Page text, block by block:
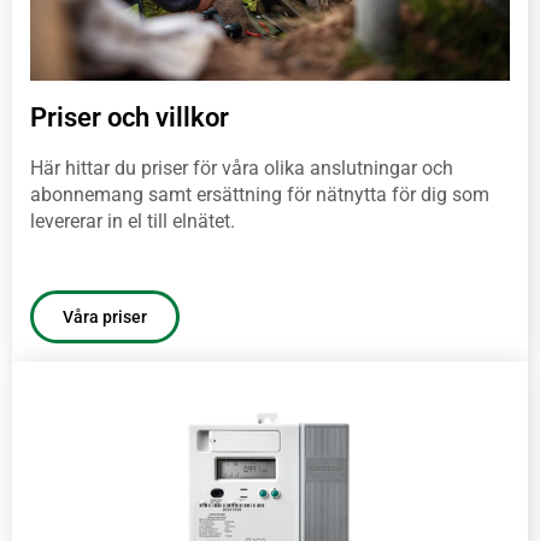
Priser och villkor
Här hittar du priser för våra olika anslutningar och
abonnemang samt ersättning för nätnytta för dig som
levererar in el till elnätet.
Våra priser